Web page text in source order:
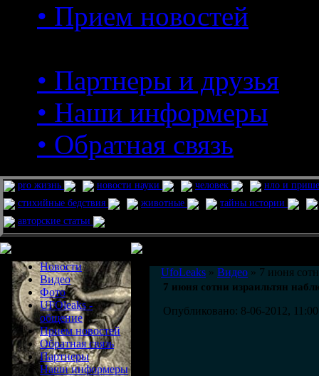
• Прием новостей
• Партнеры и друзья
• Наши информеры
• Обратная связь
pro жизнь новости науки человек
нло и
стихийные бедствия
животные
тайны истории
авторские статьи
Новости
Видео
Фото
UFOleaks -
общение
Прием новостей
Обратная связь
Партнеры
Наши информеры
UfoLeaks » Видео » 7 июня
7 июня сотни израильтян
Опубликовано: 8-06-2012, 11:00